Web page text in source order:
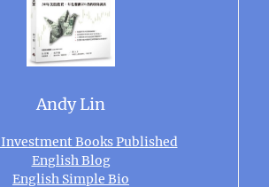
Andy Lin
Investment Books Published
English Blog
English Simple Bio